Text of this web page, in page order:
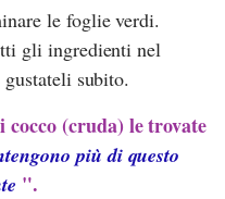
le foglie verdi.
gli ingredienti nel
subito.
cocco (cruda) le trovate
più di questo
".